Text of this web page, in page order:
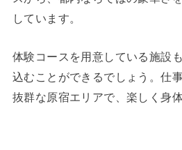
しています。
体験コースを用意している施設
込むことができるでしょう。仕
抜群な原宿エリアで、楽しく身